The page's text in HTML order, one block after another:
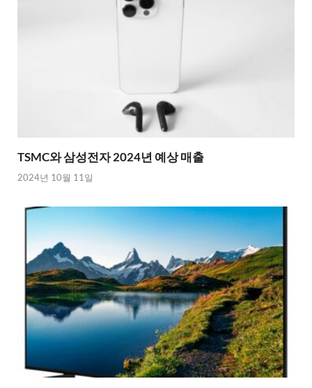
TSMC와 삼성전자 2024년 예상 매출
2024년 10월 11일